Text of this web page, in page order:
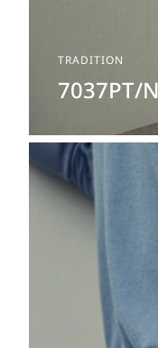
TRADITION
7037PT/